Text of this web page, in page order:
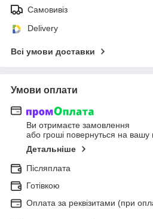
Самовивіз
Delivery
Всі умови доставки
Умови оплати
Ви отримаєте замовлення
або гроші повернуться на вашу
Детальніше
Післяплата
Готівкою
Оплата за реквізитами (при